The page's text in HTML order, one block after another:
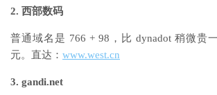
2. 西部数码
普通域名是 766 + 98，比 dynadot 稍微贵
元。直达： www.west.cn
3. gandi.net